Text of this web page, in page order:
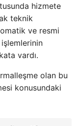
hizmete
teknik
ve resmi
vardı.
olan bu
konusundaki